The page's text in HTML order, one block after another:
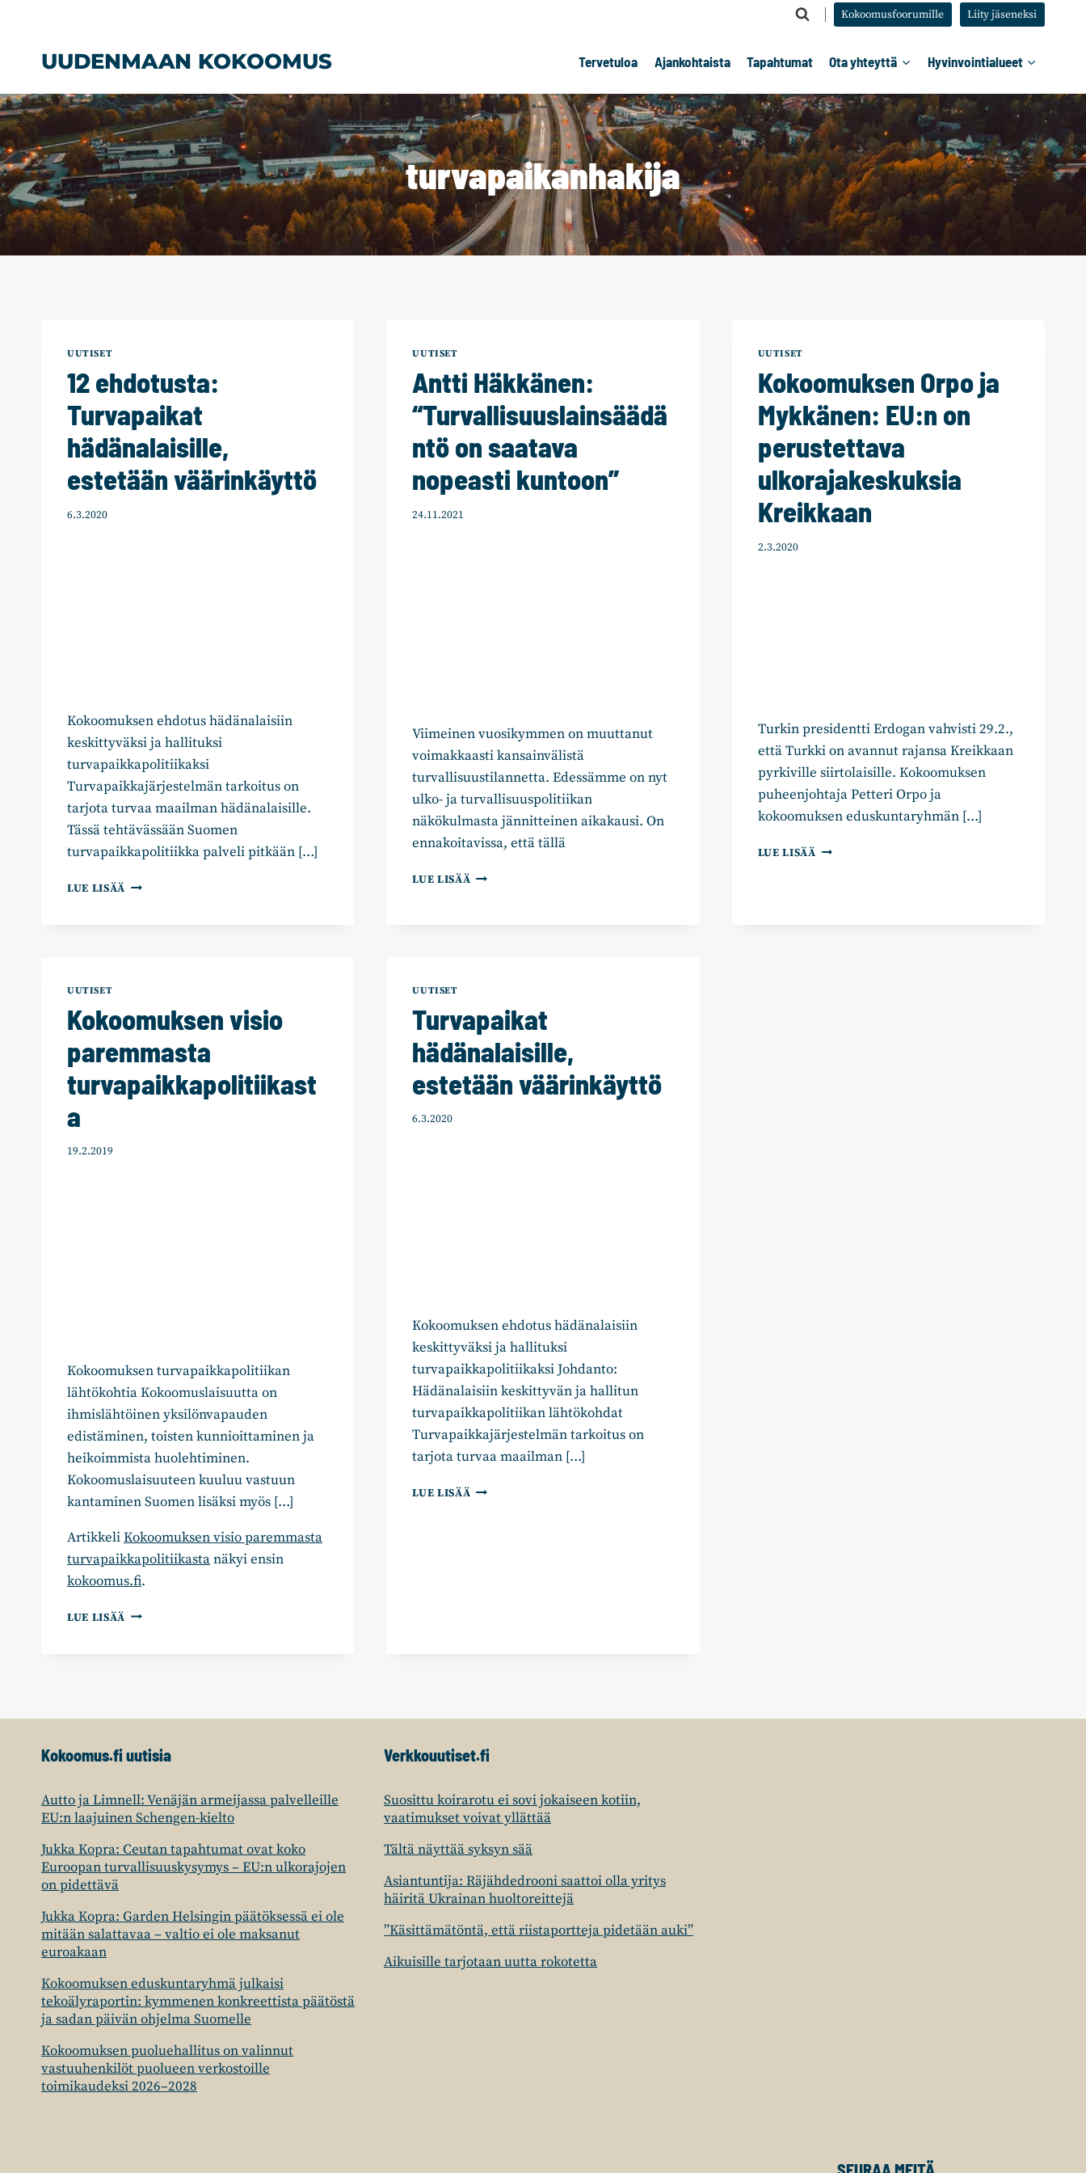
Kokoomusfoorumille Liity jäseneksi
UUDENMAAN KOKOOMUS Tervetuloa Ajankohtaista Tapahtumat Ota yhteyttä Hyvinvointialueet
turvapaikanhakija
UUTISET
12 ehdotusta:
Turvapaikat
hädänalaisille,
estetään väärinkäyttö
6.3.2020
Kokoomuksen ehdotus hädänalaisiin
keskittyväksi ja hallituksi
turvapaikkapolitiikaksi
Turvapaikkajärjestelmän tarkoitus on
tarjota turvaa maailman hädänalaisille.
Tässä tehtävässään Suomen
turvapaikkapolitiikka palveli pitkään […]
LUE LISÄÄ 12
UUTISET
Antti Häkkänen:
“Turvallisuuslainsäädä
ntö on saatava
nopeasti kuntoon”
24.11.2021
Viimeinen vuosikymmen on muuttanut
voimakkaasti kansainvälistä
turvallisuustilannetta. Edessämme on nyt
ulko- ja turvallisuuspolitiikan
näkökulmasta jännitteinen aikakausi. On
ennakoitavissa, että tällä
LUE LISÄÄ ANTTI
UUTISET
Kokoomuksen Orpo ja
Mykkänen: EU:n on
perustettava
ulkorajakeskuksia
Kreikkaan
2.3.2020
Turkin presidentti Erdogan vahvisti 29.2.,
että Turkki on avannut rajansa Kreikkaan
pyrkiville siirtolaisille. Kokoomuksen
puheenjohtaja Petteri Orpo ja
kokoomuksen eduskuntaryhmän […]
LUE LISÄÄ KOKOOMUKSEN
UUTISET
Kokoomuksen visio
paremmasta
turvapaikkapolitiikast
a
19.2.2019
Kokoomuksen turvapaikkapolitiikan
lähtökohtia Kokoomuslaisuutta on
ihmislähtöinen yksilönvapauden
edistäminen, toisten kunnioittaminen ja
heikoimmista huolehtiminen.
Kokoomuslaisuuteen kuuluu vastuun
kantaminen Suomen lisäksi myös […]
ArtikkeliKokoomuksen visio paremmasta
turvapaikkapolitiikastanäkyi ensin
kokoomus.fi.
LUE LISÄÄ KOKOOMUKSEN
UUTISET
Turvapaikat
hädänalaisille,
estetään väärinkäyttö
6.3.2020
Kokoomuksen ehdotus hädänalaisiin
keskittyväksi ja hallituksi
turvapaikkapolitiikaksi Johdanto:
Hädänalaisiin keskittyvän ja hallitun
turvapaikkapolitiikan lähtökohdat
Turvapaikkajärjestelmän tarkoitus on
tarjota turvaa maailman […]
LUE LISÄÄ TURVAPAIKAT
Kokoomus.fi uutisia
Autto ja Limnell: Venäjän armeijassa palvelleille
EU:n laajuinen Schengen-kielto
Jukka Kopra: Ceutan tapahtumat ovat koko
Euroopan turvallisuuskysymys – EU:n ulkorajojen
on pidettävä
Jukka Kopra: Garden Helsingin päätöksessä ei ole
mitään salattavaa – valtio ei ole maksanut
euroakaan
Kokoomuksen eduskuntaryhmä julkaisi
tekoälyraportin: kymmenen konkreettista päätöstä
ja sadan päivän ohjelma Suomelle
Kokoomuksen puoluehallitus on valinnut
vastuuhenkilöt puolueen verkostoille
toimikaudeksi 2026–2028
Verkkouutiset.fi
Suosittu koirarotu ei sovi jokaiseen kotiin,
vaatimukset voivat yllättää
Tältä näyttää syksyn sää
Asiantuntija: Räjähdedrooni saattoi olla yritys
häiritä Ukrainan huoltoreittejä
”Käsittämätöntä, että riistaportteja pidetään auki”
Aikuisille tarjotaan uutta rokotetta